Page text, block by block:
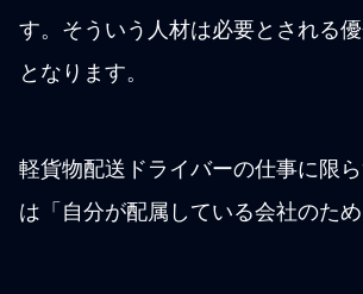
す。そういう人材は必要とされる
となります。
軽貨物配送ドライバーの仕事に限
は「自分が配属している会社のため